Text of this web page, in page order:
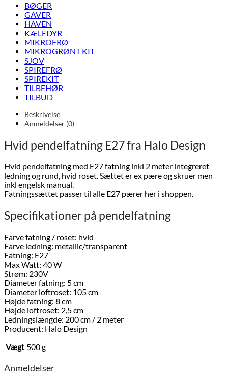
BØGER
GAVER
HAVEN
KÆLEDYR
MIKROFRØ
MIKROGRØNT KIT
SJOV
SPIREFRØ
SPIREKIT
TILBEHØR
TILBUD
Beskrivelse
Anmeldelser (0)
Hvid pendelfatning E27 fra Halo Design
Hvid pendelfatning med E27 fatning inkl 2 meter integreret
ledning og rund, hvid roset. Sættet er ex pære og skruer men
inkl engelsk manual.
Fatningssættet passer til alle E27 pærer her i shoppen.
Specifikationer på pendelfatning
Farve fatning / roset: hvid
Farve ledning: metallic/transparent
Fatning: E27
Max Watt: 40 W
Strøm: 230V
Diameter fatning: 5 cm
Diameter loftroset: 105 cm
Højde fatning: 8 cm
Højde loftroset: 2,5 cm
Ledningslængde: 200 cm / 2 meter
Producent: Halo Design
Vægt 500 g
Anmeldelser